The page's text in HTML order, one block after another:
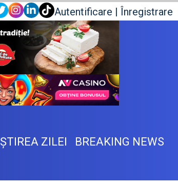
Autentificare | Înregistrare
ŞTIREA ZILEI BREAKING NEWS